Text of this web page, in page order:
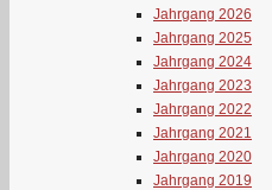
Jahrgang 2026
Jahrgang 2025
Jahrgang 2024
Jahrgang 2023
Jahrgang 2022
Jahrgang 2021
Jahrgang 2020
Jahrgang 2019